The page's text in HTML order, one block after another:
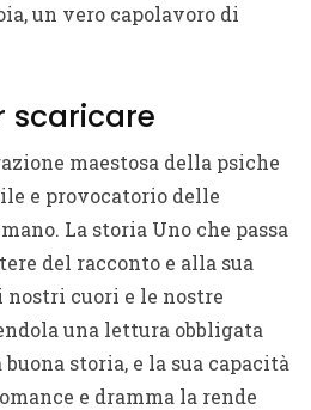
un vero capolavoro di
scaricare
maestosa della psiche
e provocatorio delle
La storia Uno che passa
del racconto e alla sua
cuori e le nostre
una lettura obbligata
storia, e la sua capacità
e dramma la rende